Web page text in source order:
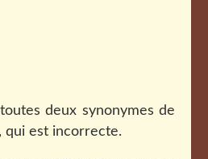
deux synonymes de
, qui est incorrecte.